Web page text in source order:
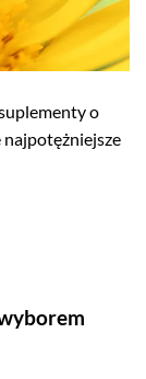
o
najpotężniejsze